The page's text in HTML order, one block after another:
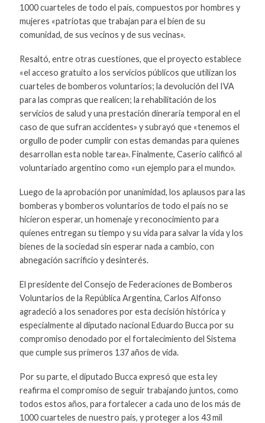
1000 cuarteles de todo el país, compuestos por hombres y
mujeres «patriotas que trabajan para el bien de su
comunidad, de sus vecinos y de sus vecinas».
Resaltó, entre otras cuestiones, que el proyecto establece
«el acceso gratuito a los servicios públicos que utilizan los
cuarteles de bomberos voluntarios; la devolución del IVA
para las compras que realicen; la rehabilitación de los
servicios de salud y una prestación dineraria temporal en el
caso de que sufran accidentes» y subrayó que «tenemos el
orgullo de poder cumplir con estas demandas para quienes
desarrollan esta noble tarea». Finalmente, Caserio calificó al
voluntariado argentino como «un ejemplo para el mundo».
Luego de la aprobación por unanimidad, los aplausos para las
bomberas y bomberos voluntarios de todo el país no se
hicieron esperar, un homenaje y reconocimiento para
quienes entregan su tiempo y su vida para salvar la vida y los
bienes de la sociedad sin esperar nada a cambio, con
abnegación sacrificio y desinterés.
El presidente del Consejo de Federaciones de Bomberos
Voluntarios de la República Argentina, Carlos Alfonso
agradeció a los senadores por esta decisión histórica y
especialmente al diputado nacional Eduardo Bucca por su
compromiso denodado por el fortalecimiento del Sistema
que cumple sus primeros 137 años de vida.
Por su parte, el diputado Bucca expresó que esta ley
reafirma el compromiso de seguir trabajando juntos, como
todos estos años, para fortalecer a cada uno de los más de
1000 cuarteles de nuestro país, y proteger a los 43 mil